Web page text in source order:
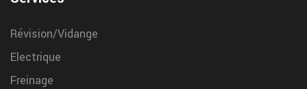
Révision/Vidange
Electrique
Freinage